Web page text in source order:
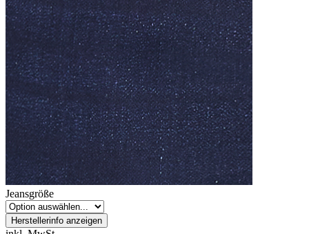
Jeansgröße
Herstellerinfo anzeigen